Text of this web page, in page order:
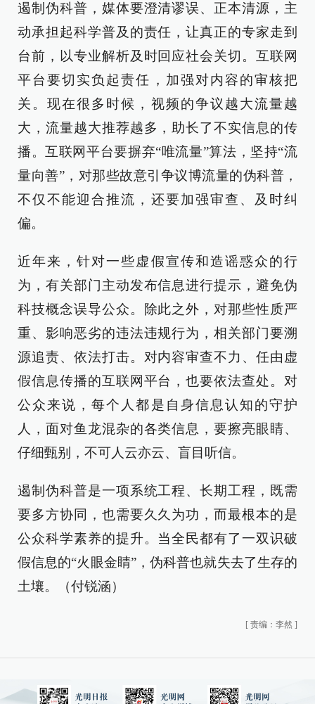
遏制伪科普，媒体要澄清谬误、正本清源，主
动承担起科学普及的责任，让真正的专家走到
台前，以专业解析及时回应社会关切。互联网
平台要切实负起责任，加强对内容的审核把
关。现在很多时候，视频的争议越大流量越
大，流量越大推荐越多，助长了不实信息的传
播。互联网平台要摒弃“唯流量”算法，坚持“流
量向善”，对那些故意引争议博流量的伪科普，
不仅不能迎合推流，还要加强审查、及时纠
偏。
近年来，针对一些虚假宣传和造谣惑众的行
为，有关部门主动发布信息进行提示，避免伪
科技概念误导公众。除此之外，对那些性质严
重、影响恶劣的违法违规行为，相关部门要溯
源追责、依法打击。对内容审查不力、任由虚
假信息传播的互联网平台，也要依法查处。对
公众来说，每个人都是自身信息认知的守护
人，面对鱼龙混杂的各类信息，要擦亮眼睛、
仔细甄别，不可人云亦云、盲目听信。
遏制伪科普是一项系统工程、长期工程，既需
要多方协同，也需要久久为功，而最根本的是
公众科学素养的提升。当全民都有了一双识破
假信息的“火眼金睛”，伪科普也就失去了生存的
土壤。（付锐涵）
[ 责编：李然 ]